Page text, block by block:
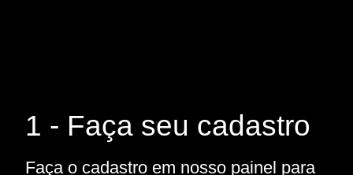
1 - Faça seu cadastro
Faça o cadastro em nosso painel para